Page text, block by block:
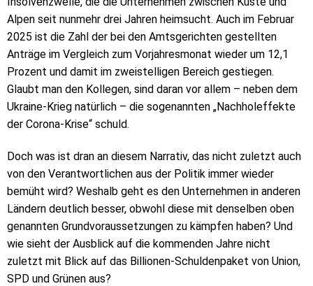
Alpen seit nunmehr drei Jahren heimsucht. Auch im Februar
2025 ist die Zahl der bei den Amtsgerichten gestellten
Anträge im Vergleich zum Vorjahresmonat wieder um 12,1
Prozent und damit im zweistelligen Bereich gestiegen.
Glaubt man den Kollegen, sind daran vor allem – neben dem
Ukraine-Krieg natürlich – die sogenannten „Nachholeffekte
der Corona-Krise“ schuld.
Doch was ist dran an diesem Narrativ, das nicht zuletzt auch
von den Verantwortlichen aus der Politik immer wieder
bemüht wird? Weshalb geht es den Unternehmen in anderen
Ländern deutlich besser, obwohl diese mit denselben oben
genannten Grundvoraussetzungen zu kämpfen haben? Und
wie sieht der Ausblick auf die kommenden Jahre nicht
zuletzt mit Blick auf das Billionen-Schuldenpaket von Union,
SPD und Grünen aus?